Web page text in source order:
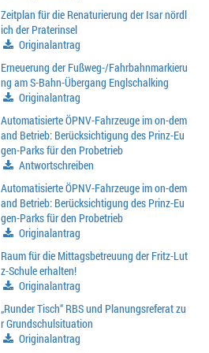
Zeitplan für die Renaturierung der Isar nördl
ich der Praterinsel
Originalantrag
Erneuerung der Fußweg-/Fahrbahnmarkieru
ng am S-Bahn-Übergang Englschalking
Originalantrag
Automatisierte ÖPNV-Fahrzeuge im on-dem
and Betrieb: Berücksichtigung des Prinz-Eu
gen-Parks für den Probetrieb
Antwortschreiben
Automatisierte ÖPNV-Fahrzeuge im on-dem
and Betrieb: Berücksichtigung des Prinz-Eu
gen-Parks für den Probetrieb
Originalantrag
Raum für die Mittagsbetreuung der Fritz-Lut
z-Schule erhalten!
Originalantrag
„Runder Tisch“ RBS und Planungsreferat zu
r Grundschulsituation
Originalantrag